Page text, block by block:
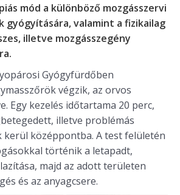
mód a különböző mozgásszervi
gyógyítására, valamint a fizikailag
illetve mozgásszegény
Gyógyfürdőben
végzik, az orvos
Egy kezelés időtartama 20 perc,
illetve problémás
középpontba. A test felületén
történik a letapadt,
majd az adott területen
és az anyagcsere.